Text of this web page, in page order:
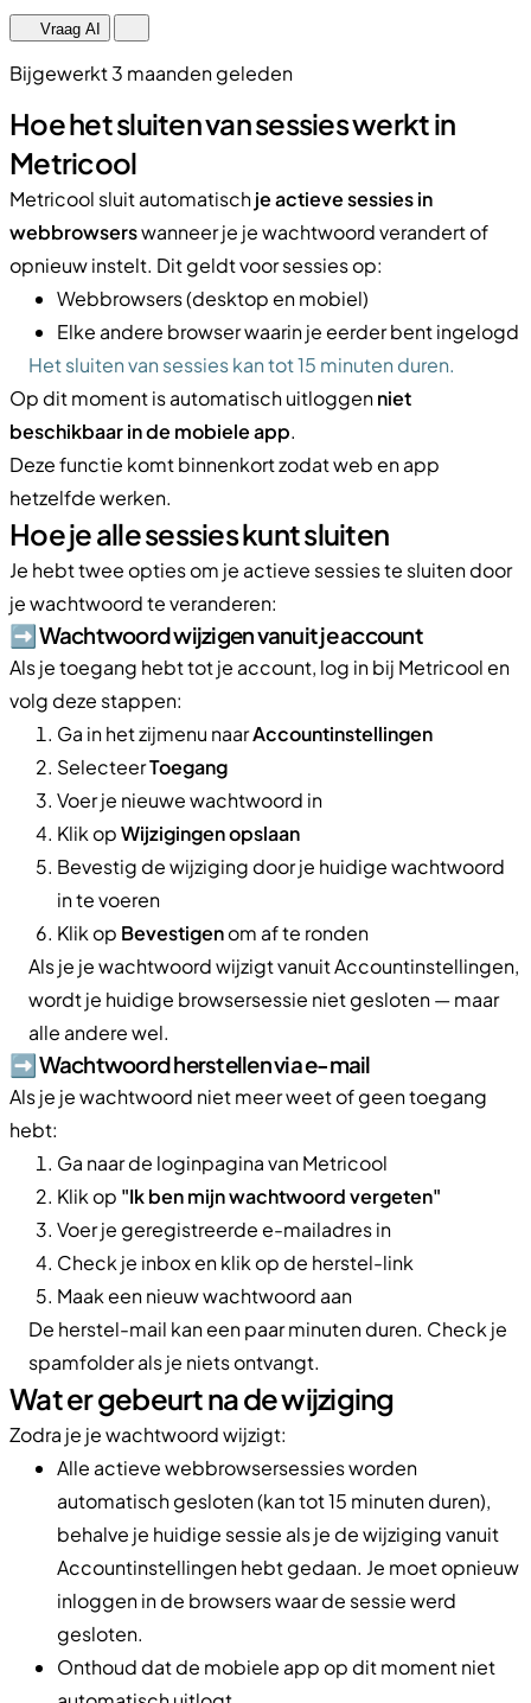
Vraag AI
Bijgewerkt 3 maanden geleden
Hoe het sluiten van sessies werkt in
Metricool
Metricool sluit automatischje actieve sessies in
webbrowserswanneer je je wachtwoord verandert of
opnieuw instelt. Dit geldt voor sessies op:
Webbrowsers (desktop en mobiel)
Elke andere browser waarin je eerder bent ingelogd
Het sluiten van sessies kan tot 15 minuten duren.
Op dit moment is automatisch uitloggenniet
beschikbaar in de mobiele app.
Deze functie komt binnenkort zodat web en app
hetzelfde werken.
Hoe je alle sessies kunt sluiten
Je hebt twee opties om je actieve sessies te sluiten door
je wachtwoord te veranderen:
➡️ Wachtwoord wijzigen vanuit je account
Als je toegang hebt tot je account, log in bij Metricool en
volg deze stappen:
Ga in het zijmenu naarAccountinstellingen
SelecteerToegang
Voer je nieuwe wachtwoord in
Klik opWijzigingen opslaan
Bevestig de wijziging door je huidige wachtwoord
in te voeren
Klik op Bevestigenom af te ronden
Als je je wachtwoord wijzigt vanuit Accountinstellingen,
wordt je huidige browsersessie niet gesloten — maar
alle andere wel.
➡️ Wachtwoord herstellen via e-mail
Als je je wachtwoord niet meer weet of geen toegang
hebt:
Ga naar de loginpagina van Metricool
Klik op "Ik ben mijn wachtwoord vergeten"
Voer je geregistreerde e-mailadres in
Check je inbox en klik op de herstel-link
Maak een nieuw wachtwoord aan
De herstel-mail kan een paar minuten duren. Check je
spamfolder als je niets ontvangt.
Wat er gebeurt na de wijziging
Zodra je je wachtwoord wijzigt:
Alle actieve webbrowsersessies worden
automatisch gesloten (kan tot 15 minuten duren),
behalve je huidige sessie als je de wijziging vanuit
Accountinstellingen hebt gedaan. Je moet opnieuw
inloggen in de browsers waar de sessie werd
gesloten.
Onthoud dat de mobiele app op dit moment niet